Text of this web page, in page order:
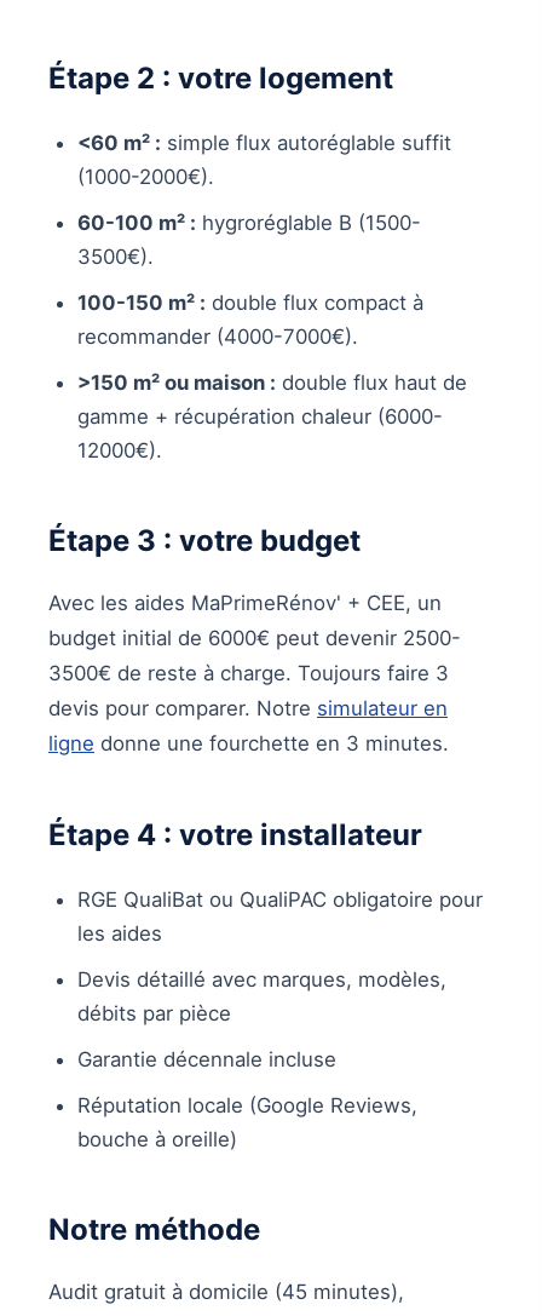
Étape 2 : votre logement
<60 m² : simple flux autoréglable suffit
(1000-2000€).
60-100 m² : hygroréglable B (1500-
3500€).
100-150 m² : double flux compact à
recommander (4000-7000€).
>150 m² ou maison : double flux haut de
gamme + récupération chaleur (6000-
12000€).
Étape 3 : votre budget
Avec les aides MaPrimeRénov' + CEE, un
budget initial de 6000€ peut devenir 2500-
3500€ de reste à charge. Toujours faire 3
devis pour comparer. Notre simulateur en
ligne donne une fourchette en 3 minutes.
Étape 4 : votre installateur
RGE QualiBat ou QualiPAC obligatoire pour
les aides
Devis détaillé avec marques, modèles,
débits par pièce
Garantie décennale incluse
Réputation locale (Google Reviews,
bouche à oreille)
Notre méthode
Audit gratuit à domicile (45 minutes),